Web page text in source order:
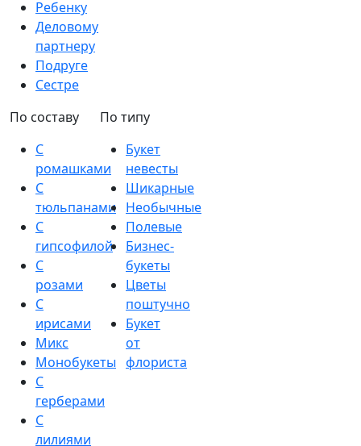
Ребенку
Деловому
партнеру
Подруге
Сестре
По составу
С
ромашками
С
тюльпанами
С
гипсофилой
С
розами
С
ирисами
Микс
Монобукеты
С
герберами
С
лилиями
По типу
Букет
невесты
Шикарные
Необычные
Полевые
Бизнес-
букеты
Цветы
поштучно
Букет
от
флориста